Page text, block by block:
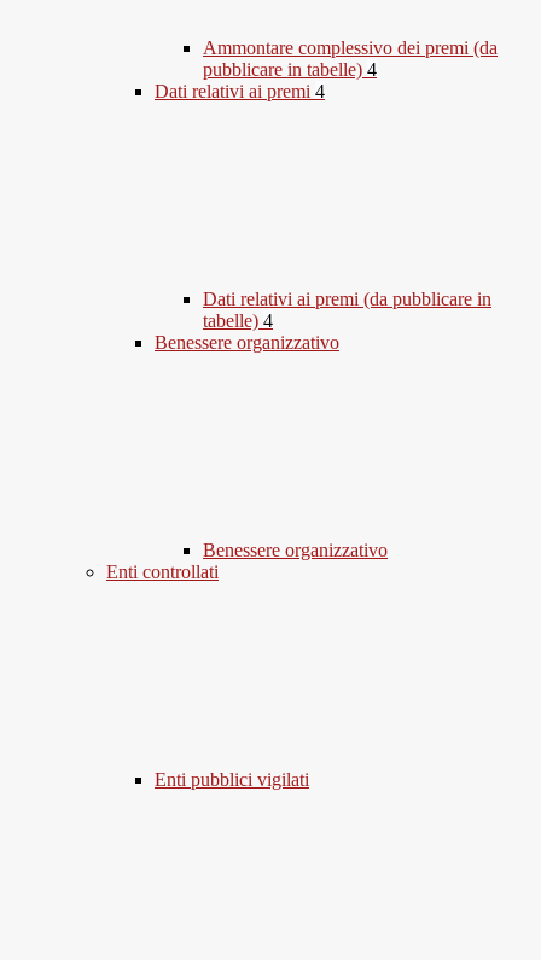
Ammontare complessivo dei premi (da
pubblicare in tabelle) 4
Dati relativi ai premi 4
Dati relativi ai premi (da pubblicare in
tabelle) 4
Benessere organizzativo
Benessere organizzativo
Enti controllati
Enti pubblici vigilati